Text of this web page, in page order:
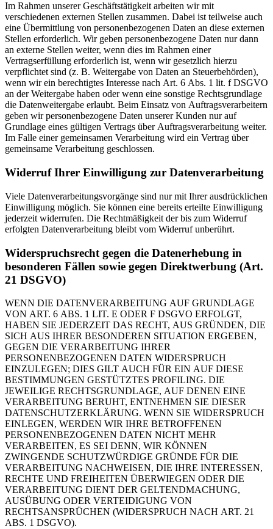
Im Rahmen unserer Geschäftstätigkeit arbeiten wir mit
verschiedenen externen Stellen zusammen. Dabei ist teilweise auch
eine Übermittlung von personenbezogenen Daten an diese externen
Stellen erforderlich. Wir geben personenbezogene Daten nur dann
an externe Stellen weiter, wenn dies im Rahmen einer
Vertragserfüllung erforderlich ist, wenn wir gesetzlich hierzu
verpflichtet sind (z. B. Weitergabe von Daten an Steuerbehörden),
wenn wir ein berechtigtes Interesse nach Art. 6 Abs. 1 lit. f DSGVO
an der Weitergabe haben oder wenn eine sonstige Rechtsgrundlage
die Datenweitergabe erlaubt. Beim Einsatz von Auftragsverarbeitern
geben wir personenbezogene Daten unserer Kunden nur auf
Grundlage eines gültigen Vertrags über Auftragsverarbeitung weiter.
Im Falle einer gemeinsamen Verarbeitung wird ein Vertrag über
gemeinsame Verarbeitung geschlossen.
Widerruf Ihrer Einwilligung zur Datenverarbeitung
Viele Datenverarbeitungsvorgänge sind nur mit Ihrer ausdrücklichen
Einwilligung möglich. Sie können eine bereits erteilte Einwilligung
jederzeit widerrufen. Die Rechtmäßigkeit der bis zum Widerruf
erfolgten Datenverarbeitung bleibt vom Widerruf unberührt.
Widerspruchsrecht gegen die Datenerhebung in
besonderen Fällen sowie gegen Direktwerbung (Art.
21 DSGVO)
WENN DIE DATENVERARBEITUNG AUF GRUNDLAGE
VON ART. 6 ABS. 1 LIT. E ODER F DSGVO ERFOLGT,
HABEN SIE JEDERZEIT DAS RECHT, AUS GRÜNDEN, DIE
SICH AUS IHRER BESONDEREN SITUATION ERGEBEN,
GEGEN DIE VERARBEITUNG IHRER
PERSONENBEZOGENEN DATEN WIDERSPRUCH
EINZULEGEN; DIES GILT AUCH FÜR EIN AUF DIESE
BESTIMMUNGEN GESTÜTZTES PROFILING. DIE
JEWEILIGE RECHTSGRUNDLAGE, AUF DENEN EINE
VERARBEITUNG BERUHT, ENTNEHMEN SIE DIESER
DATENSCHUTZERKLÄRUNG. WENN SIE WIDERSPRUCH
EINLEGEN, WERDEN WIR IHRE BETROFFENEN
PERSONENBEZOGENEN DATEN NICHT MEHR
VERARBEITEN, ES SEI DENN, WIR KÖNNEN
ZWINGENDE SCHUTZWÜRDIGE GRÜNDE FÜR DIE
VERARBEITUNG NACHWEISEN, DIE IHRE INTERESSEN,
RECHTE UND FREIHEITEN ÜBERWIEGEN ODER DIE
VERARBEITUNG DIENT DER GELTENDMACHUNG,
AUSÜBUNG ODER VERTEIDIGUNG VON
RECHTSANSPRÜCHEN (WIDERSPRUCH NACH ART. 21
ABS. 1 DSGVO).